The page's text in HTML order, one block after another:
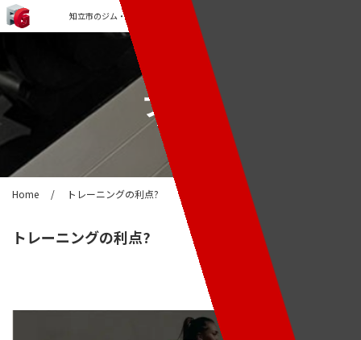
知立市のジム・パーソナルトレーニングなら「FORCE GYM」
ブログ
Home / トレーニングの利点?
トレーニングの利点?